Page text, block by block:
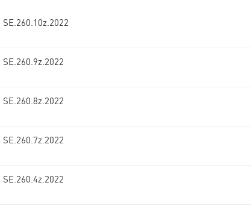
SE.260.10z.2022
SE.260.9z.2022
SE.260.8z.2022
SE.260.7z.2022
SE.260.4z.2022